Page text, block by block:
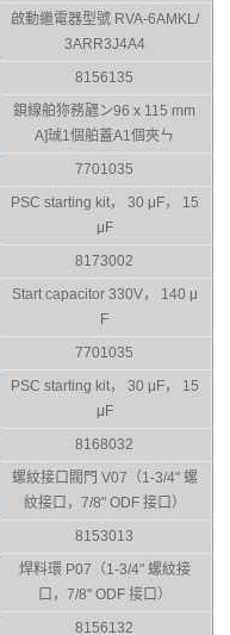
啟動繼電器型號 RVA-6AMKL/
3ARR3J4A4
8156135
鋇線舶狝務甅ン96 x 115 mm
A]珹1個舶蓋A1個夾ㄣ
7701035
PSC starting kit， 30 μF， 15
μF
8173002
Start capacitor 330V， 140 μ
F
7701035
PSC starting kit， 30 μF， 15
μF
8168032
螺紋接口閥門 V07（1-3/4" 螺
紋接口，7/8" ODF 接口）
8153013
焊料環 P07（1-3/4" 螺紋接
口，7/8" ODF 接口）
8156132